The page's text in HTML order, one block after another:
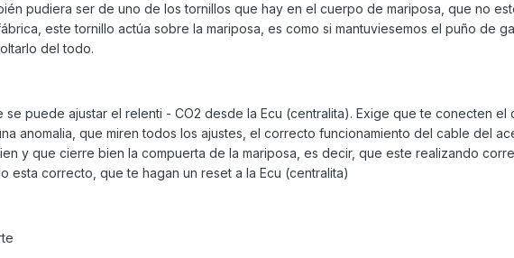
pudiera ser de uno de los tornillos que hay en el cuerpo de mariposa, que no
este tornillo actúa sobre la mariposa, es como si mantuviesemos el puño de
del todo.
se puede ajustar el relenti - CO2 desde la Ecu (centralita). Exige que te conecten el
anomalia, que miren todos los ajustes, el correcto funcionamiento del cable del
y que cierre bien la compuerta de la mariposa, es decir, que este realizando
esta correcto, que te hagan un reset a la Ecu (centralita)